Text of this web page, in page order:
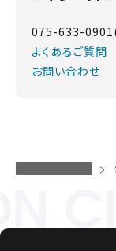
075-633-0901(
よくあるご質問
お問い合わせ